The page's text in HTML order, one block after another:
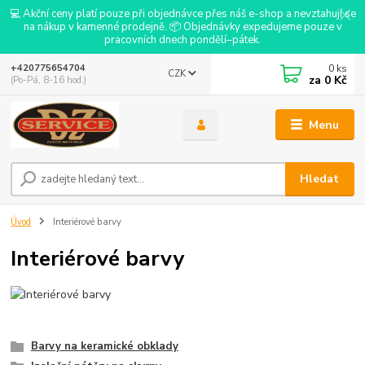
💻 Akční ceny platí pouze při objednávce přes náš e-shop a nevztahují se
na nákup v kamenné prodejně. 📦 Objednávky expedujeme pouze v
pracovních dnech pondělí–pátek.
Menu
CZK
Hledat
+420775654704
(Po-Pá, 8-16 hod.)
0 ks
za 0 Kč
Úvod Interiérové barvy
Interiérové barvy
Barvy na keramické obklady